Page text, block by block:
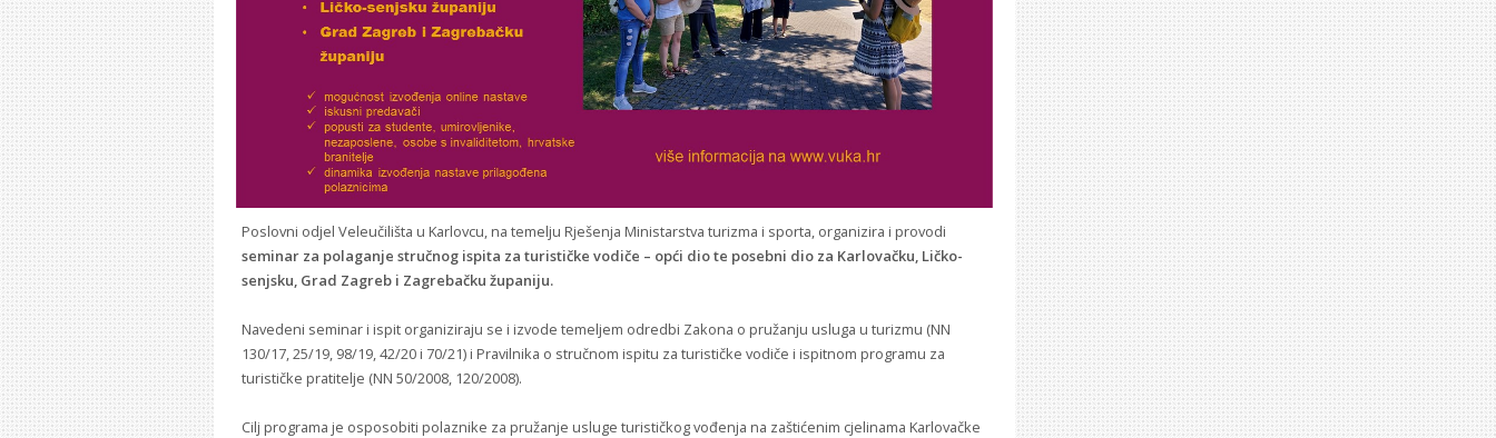
Poslovni odjel Veleučilišta u Karlovcu, na temelju Rješenja Ministarstva turizma i sporta, organizira i provodi
seminar za polaganje stručnog ispita za turističke vodiče – opći dio te posebni dio za Karlovačku, Ličko-
senjsku, Grad Zagreb i Zagrebačku županiju.
Navedeni seminar i ispit organiziraju se i izvode temeljem odredbi Zakona o pružanju usluga u turizmu (NN
130/17, 25/19, 98/19, 42/20 i 70/21) i Pravilnika o stručnom ispitu za turističke vodiče i ispitnom programu za
turističke pratitelje (NN 50/2008, 120/2008).
Cilj programa je osposobiti polaznike za pružanje usluge turističkog vođenja na zaštićenim cjelinama Karlovačke